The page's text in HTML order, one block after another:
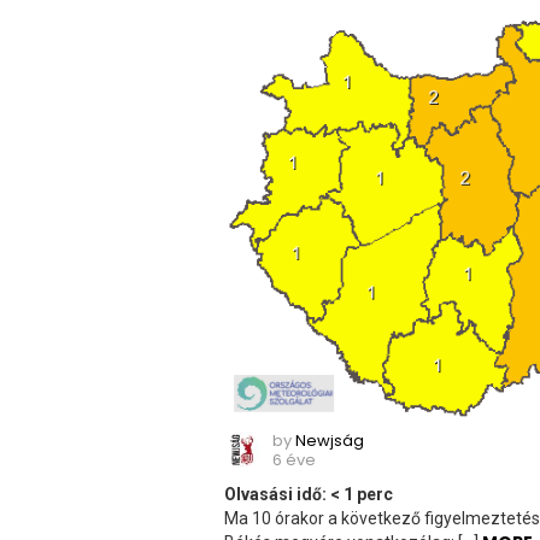
byNewjság
6 éve
Olvasási idő: < 1 perc
Ma 10 órakor a következő